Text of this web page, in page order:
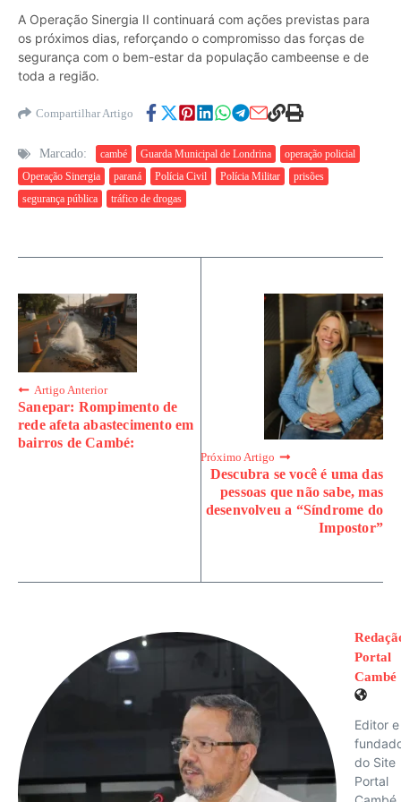
A Operação Sinergia II continuará com ações previstas para
os próximos dias, reforçando o compromisso das forças de
segurança com o bem-estar da população cambeense e de
toda a região.
Compartilhar Artigo
Marcado: cambé Guarda Municipal de Londrina
operação policial
Operação Sinergia
paraná Polícia Civil Polícia Militar
prisões
segurança pública
tráfico de drogas
Artigo Anterior
Sanepar: Rompimento de
rede afeta abastecimento em
bairros de Cambé:
Próximo Artigo
Descubra se você é uma das
pessoas que não sabe, mas
desenvolveu a “Síndrome do
Impostor”
Portal
Cambé
Editor e
do Site
Portal